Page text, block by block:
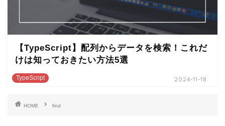
TypeScript
【TypeScript】配列からデータを検索！これだ
けは知っておきたい方法5選
2024-11-18
HOME find